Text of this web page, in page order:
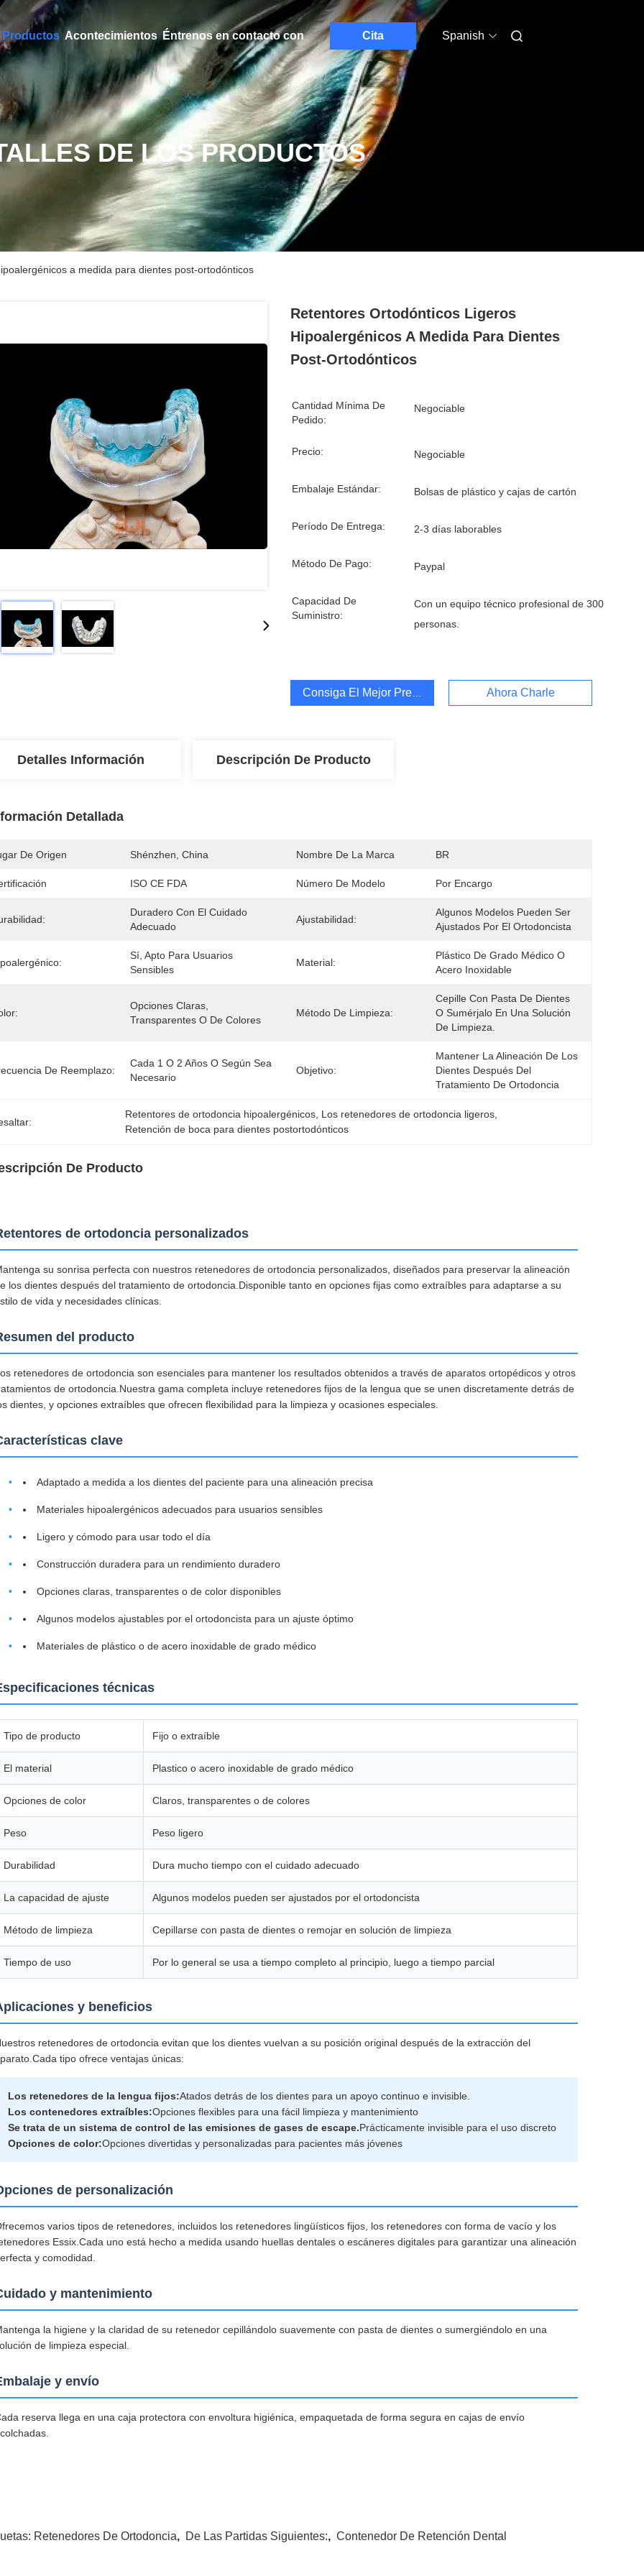
Productos Acontecimientos Éntrenos en contacto con Cita Spanish
DE LOS PRODUCTOS
a medida para dientes post-ortodónticos
Retentores Ortodónticos Ligeros
Hipoalergénicos A Medida Para Dientes
Post-Ortodónticos
Cantidad Mínima De
Pedido:
Negociable
Precio: Negociable
Embalaje Estándar: Bolsas de plástico y cajas de cartón
Período De Entrega: 2-3 días laborables
Método De Pago: Paypal
Capacidad De
Suministro:
Con un equipo técnico profesional de 300
personas.
Consiga El Mejor Precio Ahora Charle
Detalles Información Descripción De Producto
Detallada
De Origen Shénzhen, China Nombre De La Marca BR
ISO CE FDA Número De Modelo Por Encargo
Duradero Con El Cuidado
Adecuado
Ajustabilidad:
Algunos Modelos Pueden Ser
Ajustados Por El Ortodoncista
Sí, Apto Para Usuarios
Sensibles
Material:
Plástico De Grado Médico O
Acero Inoxidable
Opciones Claras,
Transparentes O De Colores
Método De Limpieza:
Cepille Con Pasta De Dientes
O Sumérjalo En Una Solución
De Limpieza.
De Reemplazo:
Cada 1 O 2 Años O Según Sea
Necesario
Objetivo:
Mantener La Alineación De Los
Dientes Después Del
Tratamiento De Ortodoncia
Retentores de ortodoncia hipoalergénicos Los retenedores de ortodoncia ligeros
Retención de boca para dientes postortodónticos
De Producto
de ortodoncia personalizados
su sonrisa perfecta con nuestros retenedores de ortodoncia personalizados, diseñados para preservar la alineación
los dientes después del tratamiento de ortodoncia.Disponible tanto en opciones fijas como extraíbles para adaptarse a su
de vida y necesidades clínicas.
del producto
retenedores de ortodoncia son esenciales para mantener los resultados obtenidos a través de aparatos ortopédicos y otros
de ortodoncia.Nuestra gama completa incluye retenedores fijos de la lengua que se unen discretamente detrás de
dientes, y opciones extraíbles que ofrecen flexibilidad para la limpieza y ocasiones especiales.
clave
Adaptado a medida a los dientes del paciente para una alineación precisa
Materiales hipoalergénicos adecuados para usuarios sensibles
Ligero y cómodo para usar todo el día
Construcción duradera para un rendimiento duradero
Opciones claras, transparentes o de color disponibles
Algunos modelos ajustables por el ortodoncista para un ajuste óptimo
Materiales de plástico o de acero inoxidable de grado médico
técnicas
Tipo de producto Fijo o extraíble
El material Plastico o acero inoxidable de grado médico
Opciones de color Claros, transparentes o de colores
Peso Peso ligero
Durabilidad Dura mucho tiempo con el cuidado adecuado
La capacidad de ajuste Algunos modelos pueden ser ajustados por el ortodoncista
Método de limpieza Cepillarse con pasta de dientes o remojar en solución de limpieza
Tiempo de uso Por lo general se usa a tiempo completo al principio, luego a tiempo parcial
y beneficios
retenedores de ortodoncia evitan que los dientes vuelvan a su posición original después de la extracción del
tipo ofrece ventajas únicas:
Los retenedores de la lengua fijos:Atados detrás de los dientes para un apoyo continuo e invisible.
Los contenedores extraíbles:Opciones flexibles para una fácil limpieza y mantenimiento
Se trata de un sistema de control de las emisiones de gases de escape.Prácticamente invisible para el uso discreto
Opciones de color:Opciones divertidas y personalizadas para pacientes más jóvenes
de personalización
varios tipos de retenedores, incluidos los retenedores lingüísticos fijos, los retenedores con forma de vacío y los
Essix.Cada uno está hecho a medida usando huellas dentales o escáneres digitales para garantizar una alineación
y comodidad.
y mantenimiento
la higiene y la claridad de su retenedor cepillándolo suavemente con pasta de dientes o sumergiéndolo en una
de limpieza especial.
y envío
reserva llega en una caja protectora con envoltura higiénica, empaquetada de forma segura en cajas de envío
Retenedores De Ortodoncia, De Las Partidas Siguientes:, Contenedor De Retención Dental